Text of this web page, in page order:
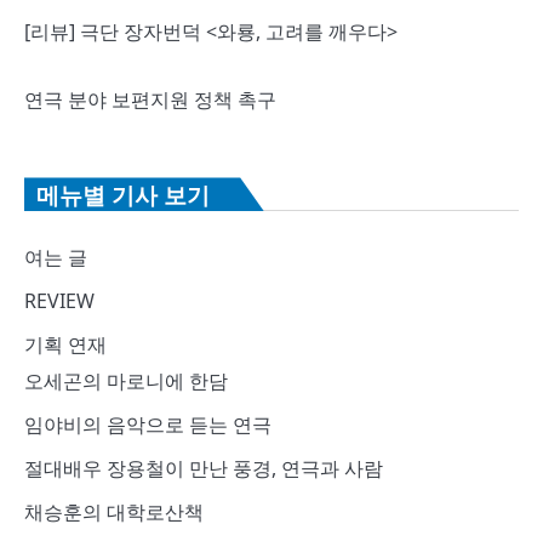
[리뷰] 극단 장자번덕 <와룡, 고려를 깨우다>
연극 분야 보편지원 정책 촉구
메뉴별 기사 보기
여는 글
REVIEW
기획 연재
오세곤의 마로니에 한담
임야비의 음악으로 듣는 연극
절대배우 장용철이 만난 풍경, 연극과 사람
채승훈의 대학로산책